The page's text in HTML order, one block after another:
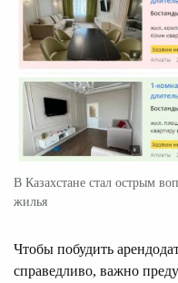
В Казахстане стал острым
жилья
Чтобы побудить
справедливо, важно